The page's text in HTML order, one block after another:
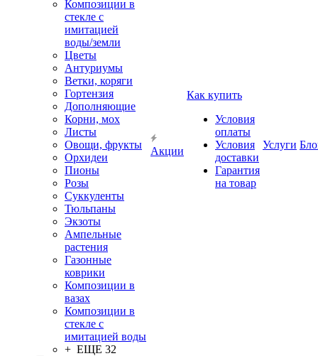
Композиции в
стекле с
имитацией
воды/земли
Цветы
Антуриумы
Ветки, коряги
Гортензия
Дополняющие
Корни, мох
Листы
Овощи, фрукты
Орхидеи
Пионы
Розы
Суккуленты
Тюльпаны
Экзоты
Ампельные
растения
Газонные
коврики
Композиции в
вазах
Композиции в
стекле с
имитацией воды
+ ЕЩЕ 32
Акции
Как купить
Условия
оплаты
Условия
доставки
Гарантия
на товар
Услуги